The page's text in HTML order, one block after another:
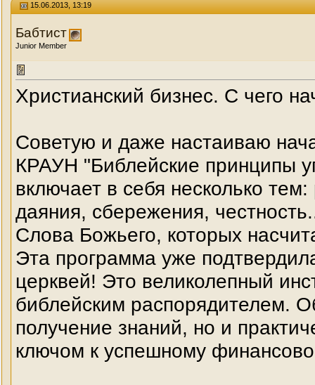
15.06.2013, 13:19
Бабтист
Junior Member
Христианский бизнес. С чего
Советую и даже настаиваю
КРАУН "Библейские принципы
включает в себя несколько
даяния, сбережения,
Слова Божьего, которых
Эта программа уже
церквей! Это великолепный
библейским распорядителем.
получение знаний, но и
ключом к успешному